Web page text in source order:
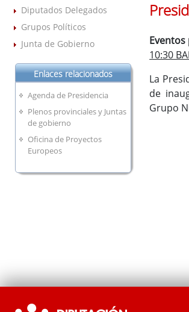
Diputados Delegados
Grupos Políticos
Junta de Gobierno
Enlaces relacionados
Agenda de Presidencia
Plenos provinciales y Juntas
de gobierno
Oficina de Proyectos
Europeos
Eventos
10:30
La
de
Grupo